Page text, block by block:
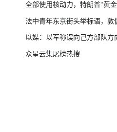
全部使用核动力，特朗普“黄
法中青年东京街头举标语，敦
以媒：以军称误向己方部队方
众星云集屠榜热搜